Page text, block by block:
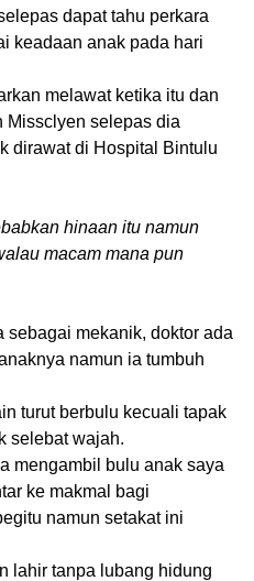
dapat tahu perkara
keadaan anak pada hari
melawat ketika itu dan
Missclyen selepas dia
dirawat di Hospital Bintulu
hinaan itu namun
macam mana pun
sebagai mekanik, doktor ada
namun ia tumbuh
turut berbulu kecuali tapak
selebat wajah.
mengambil bulu anak saya
ke makmal bagi
namun setakat ini
lahir tanpa lubang hidung